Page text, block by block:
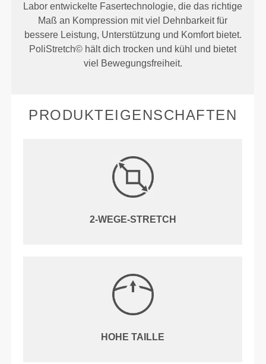
Labor entwickelte Fasertechnologie, die das richtige
Maß an Kompression mit viel Dehnbarkeit für
bessere Leistung, Unterstützung und Komfort bietet.
PoliStretch© hält dich trocken und kühl und bietet
viel Bewegungsfreiheit.
PRODUKTEIGENSCHAFTEN
2-WEGE-STRETCH
HOHE TAILLE